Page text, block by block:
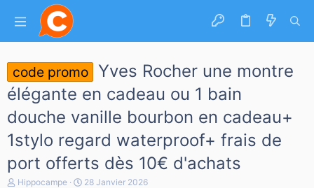
code promo
Yves Rocher une montre
élégante en cadeau ou 1 bain
douche vanille bourbon en cadeau+
1stylo regard waterproof+ frais de
port offerts dès 10€ d'achats
A
Hippocampe
D
28 Janvier 2026